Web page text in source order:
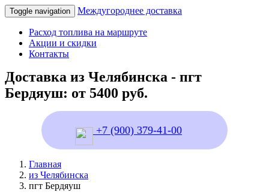
Toggle navigation Междугороднее доставка
Расход топлива на маршруте
Акции и скидки
Контакты
Доставка из Челябинска - пгт
Бердяуш: от 5400 руб.
+7 (900) 379-41-00
Главная
из Челябинска
пгт Бердяуш